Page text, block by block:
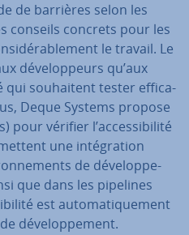
de barrières selon les
conseils concrets pour les
le travail. Le
dé­ve­lop­peurs qu’aux
qui sou­hai­tent tester ef­fi­ca­
Deque Systems propose
pour vérifier l’ac­ces­si­bi­lité
une in­té­gra­tion
de dé­ve­lop­pe­
que dans les pipelines
est au­to­ma­ti­que­ment
dé­ve­lop­pe­ment.